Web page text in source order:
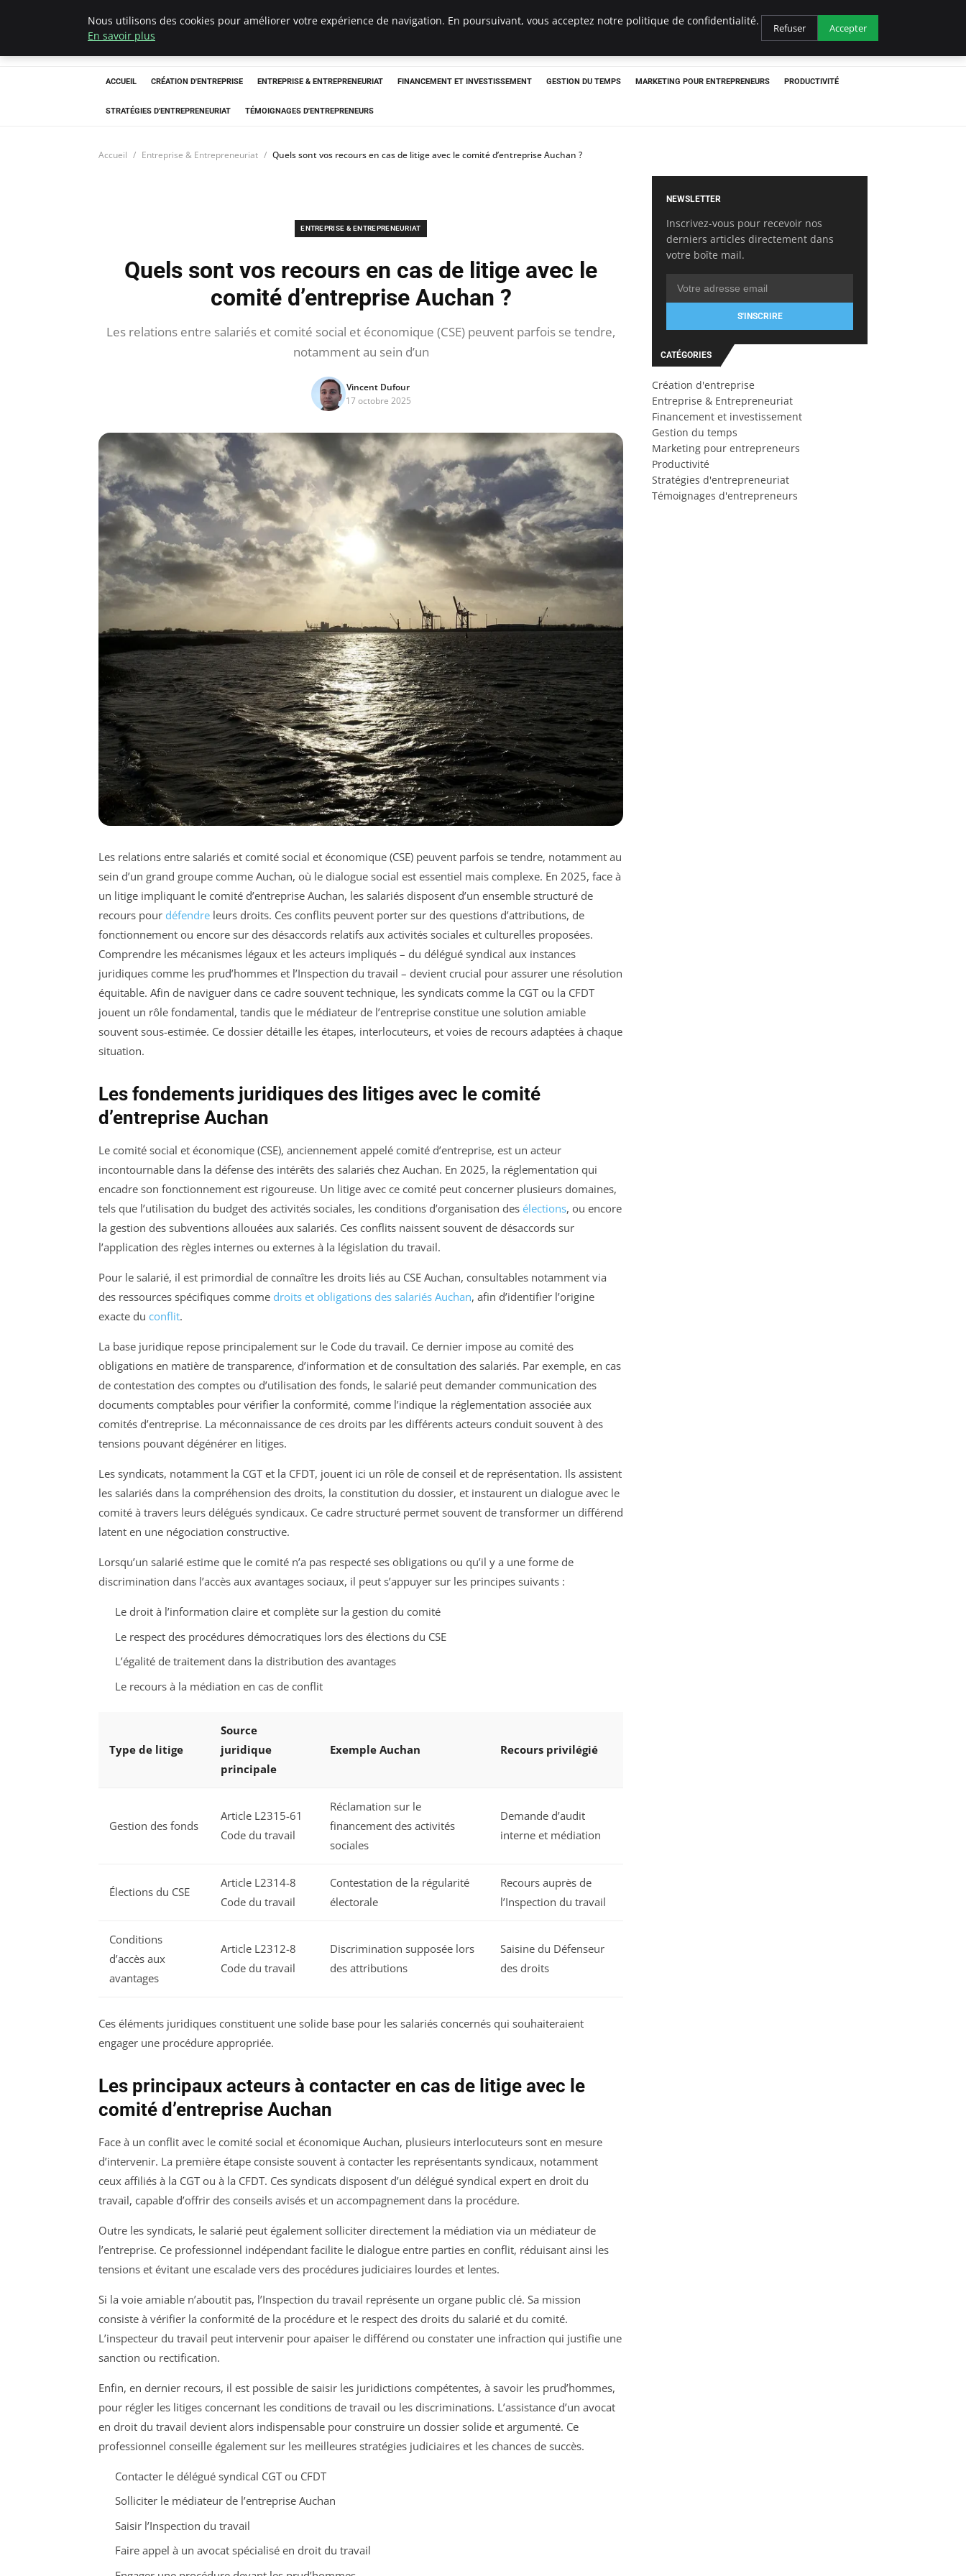
LECFCM
ACCUEIL CRÉATION D'ENTREPRISE ENTREPRISE & ENTREPRENEURIAT FINANCEMENT ET INVESTISSEMENT GESTION DU TEMPS MARKETING POUR ENTREPRENEURS PRODUCTIVITÉ
STRATÉGIES D'ENTREPRENEURIAT TÉMOIGNAGES D'ENTREPRENEURS
Accueil Entreprise & Entrepreneuriat Quels sont vos recours en cas de litige avec le comité d’entreprise Auchan ?
ENTREPRISE & ENTREPRENEURIAT
Quels sont vos recours en cas de litige avec le
comité d’entreprise Auchan ?
Les relations entre salariés et comité social et économique (CSE) peuvent parfois se tendre,
notamment au sein d’un
Vincent Dufour
17 octobre 2025
Les relations entre salariés et comité social et économique (CSE) peuvent parfois se tendre, notamment au
sein d’un grand groupe comme Auchan, où le dialogue social est essentiel mais complexe. En 2025, face à
un litige impliquant le comité d’entreprise Auchan, les salariés disposent d’un ensemble structuré de
recours pour défendre leurs droits. Ces conflits peuvent porter sur des questions d’attributions, de
fonctionnement ou encore sur des désaccords relatifs aux activités sociales et culturelles proposées.
Comprendre les mécanismes légaux et les acteurs impliqués – du délégué syndical aux instances
juridiques comme les prud’hommes et l’Inspection du travail – devient crucial pour assurer une résolution
équitable. Afin de naviguer dans ce cadre souvent technique, les syndicats comme la CGT ou la CFDT
jouent un rôle fondamental, tandis que le médiateur de l’entreprise constitue une solution amiable
souvent sous-estimée. Ce dossier détaille les étapes, interlocuteurs, et voies de recours adaptées à chaque
situation.
Les fondements juridiques des litiges avec le comité
d’entreprise Auchan
Le comité social et économique (CSE), anciennement appelé comité d’entreprise, est un acteur
incontournable dans la défense des intérêts des salariés chez Auchan. En 2025, la réglementation qui
encadre son fonctionnement est rigoureuse. Un litige avec ce comité peut concerner plusieurs domaines,
tels que l’utilisation du budget des activités sociales, les conditions d’organisation des élections, ou encore
la gestion des subventions allouées aux salariés. Ces conflits naissent souvent de désaccords sur
l’application des règles internes ou externes à la législation du travail.
Pour le salarié, il est primordial de connaître les droits liés au CSE Auchan, consultables notamment via
des ressources spécifiques comme droits et obligations des salariés Auchan, afin d’identifier l’origine
exacte du conflit.
La base juridique repose principalement sur le Code du travail. Ce dernier impose au comité des
obligations en matière de transparence, d’information et de consultation des salariés. Par exemple, en cas
de contestation des comptes ou d’utilisation des fonds, le salarié peut demander communication des
documents comptables pour vérifier la conformité, comme l’indique la réglementation associée aux
comités d’entreprise. La méconnaissance de ces droits par les différents acteurs conduit souvent à des
tensions pouvant dégénérer en litiges.
Les syndicats, notamment la CGT et la CFDT, jouent ici un rôle de conseil et de représentation. Ils assistent
les salariés dans la compréhension des droits, la constitution du dossier, et instaurent un dialogue avec le
comité à travers leurs délégués syndicaux. Ce cadre structuré permet souvent de transformer un différend
latent en une négociation constructive.
Lorsqu’un salarié estime que le comité n’a pas respecté ses obligations ou qu’il y a une forme de
discrimination dans l’accès aux avantages sociaux, il peut s’appuyer sur les principes suivants :
Le droit à l’information claire et complète sur la gestion du comité
Le respect des procédures démocratiques lors des élections du CSE
L’égalité de traitement dans la distribution des avantages
Le recours à la médiation en cas de conflit
Type de litige
Source
juridique
principale
Exemple Auchan Recours privilégié
Gestion des fonds
Article L2315-61
Code du travail
Réclamation sur le
financement des activités
sociales
Demande d’audit
interne et médiation
Élections du CSE
Article L2314-8
Code du travail
Contestation de la régularité
électorale
Recours auprès de
l’Inspection du travail
Conditions
d’accès aux
avantages
Article L2312-8
Code du travail
Discrimination supposée lors
des attributions
Saisine du Défenseur
des droits
Ces éléments juridiques constituent une solide base pour les salariés concernés qui souhaiteraient
engager une procédure appropriée.
Les principaux acteurs à contacter en cas de litige avec le
comité d’entreprise Auchan
Face à un conflit avec le comité social et économique Auchan, plusieurs interlocuteurs sont en mesure
d’intervenir. La première étape consiste souvent à contacter les représentants syndicaux, notamment
ceux affiliés à la CGT ou à la CFDT. Ces syndicats disposent d’un délégué syndical expert en droit du
travail, capable d’offrir des conseils avisés et un accompagnement dans la procédure.
Outre les syndicats, le salarié peut également solliciter directement la médiation via un médiateur de
l’entreprise. Ce professionnel indépendant facilite le dialogue entre parties en conflit, réduisant ainsi les
tensions et évitant une escalade vers des procédures judiciaires lourdes et lentes.
Si la voie amiable n’aboutit pas, l’Inspection du travail représente un organe public clé. Sa mission
consiste à vérifier la conformité de la procédure et le respect des droits du salarié et du comité.
L’inspecteur du travail peut intervenir pour apaiser le différend ou constater une infraction qui justifie une
sanction ou rectification.
Enfin, en dernier recours, il est possible de saisir les juridictions compétentes, à savoir les prud’hommes,
pour régler les litiges concernant les conditions de travail ou les discriminations. L’assistance d’un avocat
en droit du travail devient alors indispensable pour construire un dossier solide et argumenté. Ce
professionnel conseille également sur les meilleures stratégies judiciaires et les chances de succès.
Contacter le délégué syndical CGT ou CFDT
Solliciter le médiateur de l’entreprise Auchan
Saisir l’Inspection du travail
Faire appel à un avocat spécialisé en droit du travail
NEWSLETTER
Inscrivez-vous pour recevoir nos
derniers articles directement dans
votre boîte mail.
S'INSCRIRE
CATÉGORIES
Création d'entreprise
Entreprise & Entrepreneuriat
Financement et investissement
Gestion du temps
Marketing pour entrepreneurs
Productivité
Stratégies d'entrepreneuriat
Témoignages d'entrepreneurs
Nous utilisons des cookies pour améliorer votre expérience de navigation. En poursuivant, vous acceptez notre politique de confidentialité.
En savoir plus
Refuser Accepter